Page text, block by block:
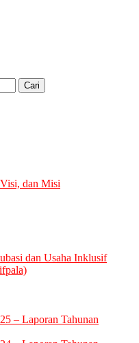
dan Misi
dan Usaha Inklusif
– Laporan Tahunan